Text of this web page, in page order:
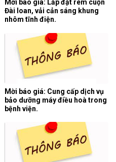
Mời báo giá: Lắp đặt rèm cuộn
Đài loan, vải cản sáng khung
nhôm tĩnh điện.
Mời báo giá: Cung cấp dịch vụ
bảo dưỡng máy điều hoà trong
bệnh viện.